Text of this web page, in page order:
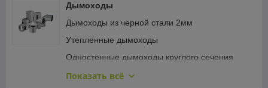
Дымоходы
Дымоходы из черной стали 2мм
Утепленные дымоходы
Одностенные дымоходы круглого сечения
Одностенные дымоходы овального сечения
Показать всё